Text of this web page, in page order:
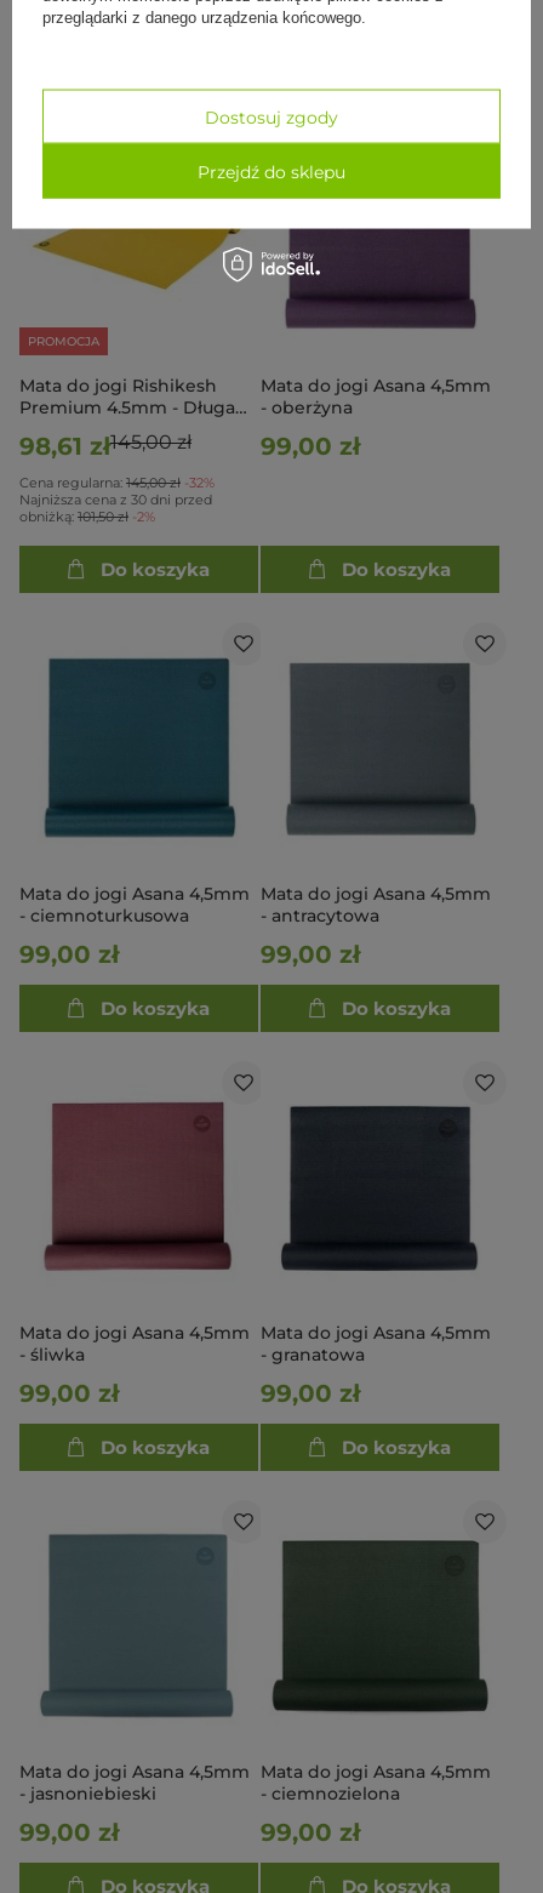
97,50 zł obniżką: 97,50 zł
PROMOCJA
Mata do jogi Rishikesh
Premium 4.5mm - Długa
200cm - musztardowy
98,61 zł145,00 zł
Cena regularna: 145,00 zł -32%
Najniższa cena z 30 dni przed
obniżką: 101,50 zł -2%
Do koszyka
Mata do jogi Asana 4,5mm
- oberżyna
99,00 zł
Do koszyka
Mata do jogi Asana 4,5mm
- ciemnoturkusowa
99,00 zł
Do koszyka
Mata do jogi Asana 4,5mm
- antracytowa
99,00 zł
Do koszyka
Mata do jogi Asana 4,5mm
- śliwka
99,00 zł
Do koszyka
Mata do jogi Asana 4,5mm
- granatowa
99,00 zł
Do koszyka
Mata do jogi Asana 4,5mm
- jasnoniebieski
99,00 zł
Do koszyka
Mata do jogi Asana 4,5mm
- ciemnozielona
99,00 zł
Do koszyka
przeglądarki z danego urządzenia końcowego.
Dostosuj zgody
Przejdź do sklepu